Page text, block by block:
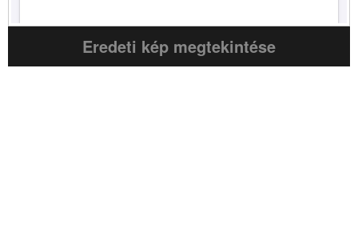
Eredeti kép megtekintése